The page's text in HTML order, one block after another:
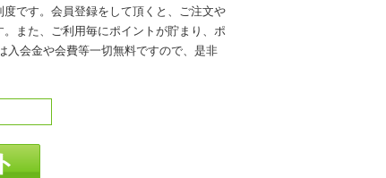
です。会員登録をして頂くと、ご注文や
また、ご利用毎にポイントが貯まり、ポ
入会金や会費等一切無料ですので、是非